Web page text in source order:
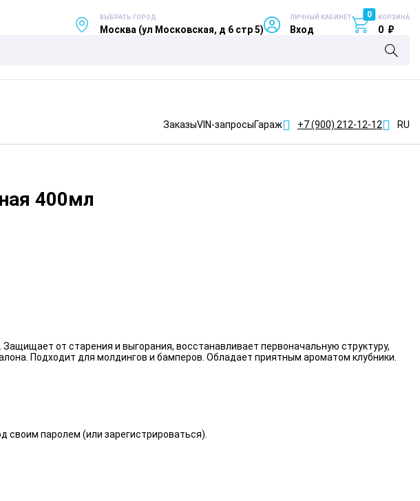
ВЫБРАТЬ ГОРОД
Москва (ул Московская, д 6 стр 5)
ЛИЧНЫЙ КАБИНЕТ
Вход
0 КОРЗИНА
0 ₽
ЗаказыVIN-запросыГараж +7 (900) 212-12-12 RU
400мл
от старения и выгорания, восстанавливает первоначальную структуру,
Подходит для молдингов и бамперов. Обладает приятным ароматом клубники.
своим паролем (или зарегистрироваться).